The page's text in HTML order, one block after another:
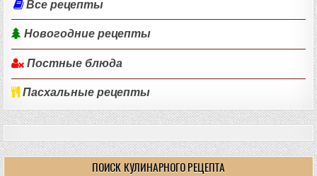
Все рецепты
Новогодние рецепты
Постные блюда
Пасхальные рецепты
ПОИСК КУЛИНАРНОГО РЕЦЕПТА